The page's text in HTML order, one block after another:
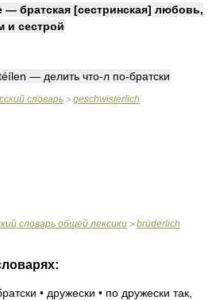
братская [сестринская] любовь,
и сестрой
— делить что-л по-братски
словарь > geschwisterlich
словарь общей лексики > brüderlich
• дружески • по дружески так,